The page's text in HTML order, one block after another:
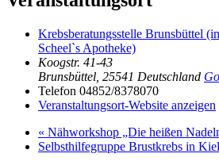
Krebsberatungsstelle Brunsbüttel
Scheel`s Apotheke)
Koogstr. 41-43
Brunsbüttel 25541 Deutschland
Telefon 04852/8378070
Veranstaltungsort-Website anzeigen
« Nähworkshop „Die heißen
Selbsthilfegruppe Brustkrebs in Kiel